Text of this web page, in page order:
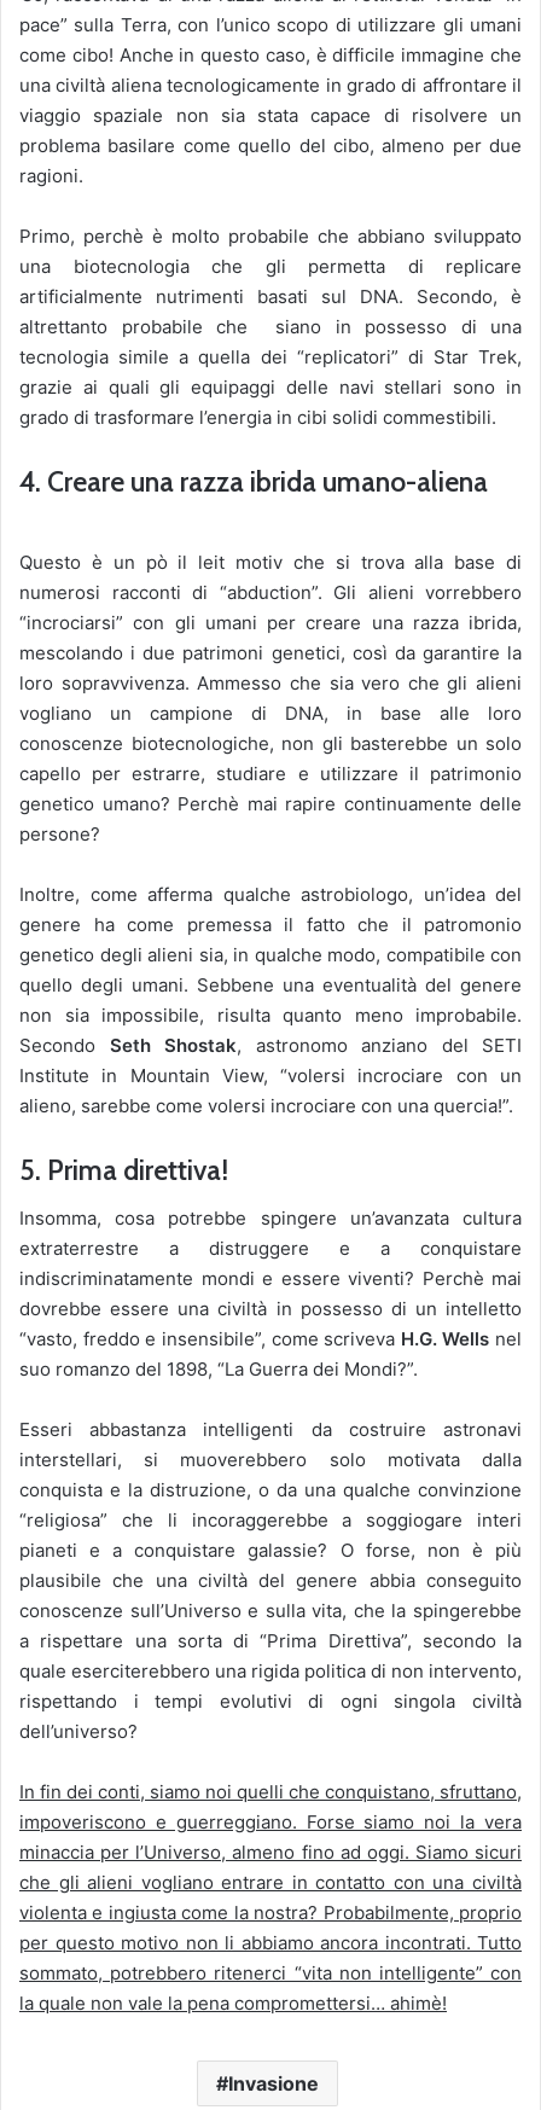
pace” sulla Terra, con l’unico scopo di utilizzare gli umani
come cibo! Anche in questo caso, è difficile immagine che
una civiltà aliena tecnologicamente in grado di affrontare il
viaggio spaziale non sia stata capace di risolvere un
problema basilare come quello del cibo, almeno per due
ragioni.
Primo, perchè è molto probabile che abbiano sviluppato
una biotecnologia che gli permetta di replicare
artificialmente nutrimenti basati sul DNA. Secondo, è
altrettanto probabile che siano in possesso di una
tecnologia simile a quella dei “replicatori” di Star Trek,
grazie ai quali gli equipaggi delle navi stellari sono in
grado di trasformare l’energia in cibi solidi commestibili.
4. Creare una razza ibrida umano-aliena
Questo è un pò il leit motiv che si trova alla base di
numerosi racconti di “abduction”. Gli alieni vorrebbero
“incrociarsi” con gli umani per creare una razza ibrida,
mescolando i due patrimoni genetici, così da garantire la
loro sopravvivenza. Ammesso che sia vero che gli alieni
vogliano un campione di DNA, in base alle loro
conoscenze biotecnologiche, non gli basterebbe un solo
capello per estrarre, studiare e utilizzare il patrimonio
genetico umano? Perchè mai rapire continuamente delle
persone?
Inoltre, come afferma qualche astrobiologo, un’idea del
genere ha come premessa il fatto che il patromonio
genetico degli alieni sia, in qualche modo, compatibile con
quello degli umani. Sebbene una eventualità del genere
non sia impossibile, risulta quanto meno improbabile.
Secondo Seth Shostak, astronomo anziano del SETI
Institute in Mountain View, “volersi incrociare con un
alieno, sarebbe come volersi incrociare con una quercia!”.
5. Prima direttiva!
Insomma, cosa potrebbe spingere un’avanzata cultura
extraterrestre a distruggere e a conquistare
indiscriminatamente mondi e essere viventi? Perchè mai
dovrebbe essere una civiltà in possesso di un intelletto
“vasto, freddo e insensibile”, come scriveva H.G. Wells nel
suo romanzo del 1898, “La Guerra dei Mondi?”.
Esseri abbastanza intelligenti da costruire astronavi
interstellari, si muoverebbero solo motivata dalla
conquista e la distruzione, o da una qualche convinzione
“religiosa” che li incoraggerebbe a soggiogare interi
pianeti e a conquistare galassie? O forse, non è più
plausibile che una civiltà del genere abbia conseguito
conoscenze sull’Universo e sulla vita, che la spingerebbe
a rispettare una sorta di “Prima Direttiva”, secondo la
quale eserciterebbero una rigida politica di non intervento,
rispettando i tempi evolutivi di ogni singola civiltà
dell’universo?
In fin dei conti, siamo noi quelli che conquistano, sfruttano,
impoveriscono e guerreggiano. Forse siamo noi la vera
minaccia per l’Universo, almeno fino ad oggi. Siamo sicuri
che gli alieni vogliano entrare in contatto con una civiltà
violenta e ingiusta come la nostra? Probabilmente, proprio
per questo motivo non li abbiamo ancora incontrati. Tutto
sommato, potrebbero ritenerci “vita non intelligente” con
la quale non vale la pena compromettersi… ahimè!
Invasione